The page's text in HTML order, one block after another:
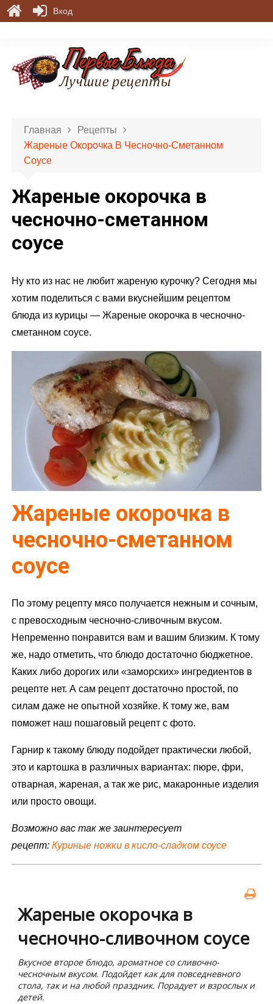
Главная
Рецепты
Жареные Окорочка В Чесночно-Сметанном
Соусе
Жареные окорочка в
чесночно-сметанном
соусе
Ну кто из нас не любит жареную курочку? Сегодня мы
хотим поделиться с вами вкуснейшим рецептом
блюда из курицы — Жареные окорочка в чесночно-
сметанном соусе.
Жареные окорочка в
чесночно-сметанном
соусе
По этому рецепту мясо получается нежным и сочным,
с превосходным чесночно-сливочным вкусом.
Непременно понравится вам и вашим близким. К тому
же, надо отметить, что блюдо достаточно бюджетное.
Каких либо дорогих или «заморских» ингредиентов в
рецепте нет. А сам рецепт достаточно простой, по
силам даже не опытной хозяйке. К тому же, вам
поможет наш пошаговый рецепт с фото.
Гарнир к такому блюду подойдет практически любой,
это и картошка в различных вариантах: пюре, фри,
отварная, жареная, а так же рис, макаронные изделия
или просто овощи.
Возможно вас так же заинтересует
рецепт:Куриные ножки в кисло-сладком соусе
Жареные окорочка в
чесночно-сливочном соусе
Вкусное второе блюдо, ароматное со сливочно-
чесночным вкусом. Подойдет как для повседневного
стола, так и на любой праздник. Порадует и взрослых и
детей.
Вход